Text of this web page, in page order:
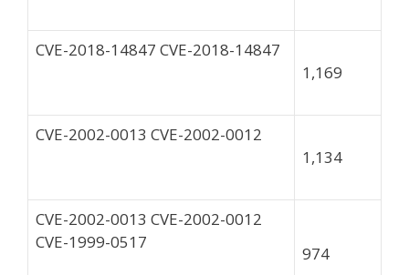
CVE-2018-14847 CVE-2018-14847
1,169
CVE-2002-0013 CVE-2002-0012
1,134
CVE-2002-0013 CVE-2002-0012
CVE-1999-0517
974